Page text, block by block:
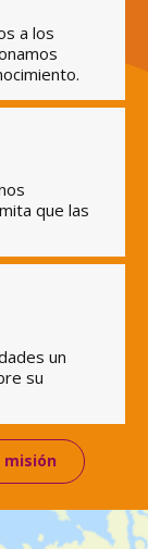
a los
que las
un
su